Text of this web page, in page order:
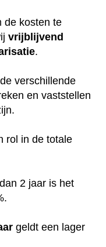
de kosten te
vrijblijvend
.
verschillende
en vaststellen
rol in de totale
2 jaar is het
geldt een lager